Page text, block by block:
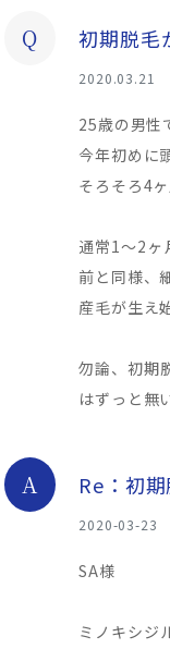
Q 初期脱毛
2020.03.21
25歳の男性
今年初めに
そろそろ4
通常1～2ヶ
前と同様、
産毛が生え
勿論、初期
はずっと無
A Re：初
2020-03-23
SA様
ミノキシジ